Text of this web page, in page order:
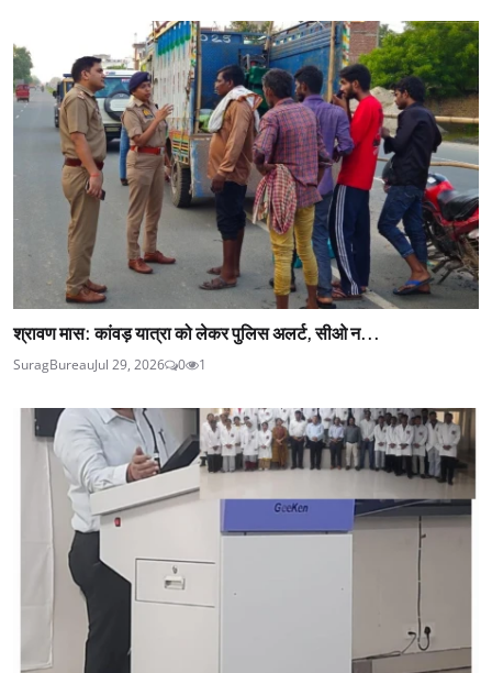
श्रावण मास: कांवड़ यात्रा को लेकर पुलिस अलर्ट, सीओ न...
SuragBureauJul 29, 2026 0 1